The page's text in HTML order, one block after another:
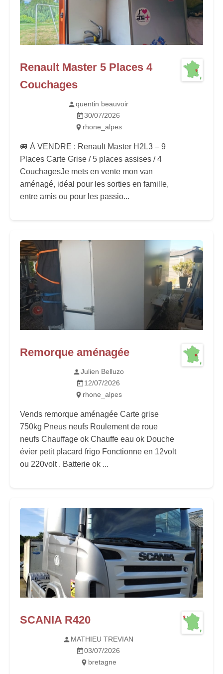
Renault Master 5 Places 4
Couchages
quentin beauvoir
30/07/2026
rhone_alpes
🚐 À VENDRE : Renault Master H2L3 – 9
Places Carte Grise / 5 places assises / 4
Couchages ​Je mets en vente mon van
aménagé, idéal pour les sorties en famille,
entre amis ou pour les passio...
Remorque aménagée
Julien Belluzo
12/07/2026
rhone_alpes
Vends remorque aménagée Carte grise
750kg Pneus neufs Roulement de roue
neufs Chauffage ok Chauffe eau ok Douche
évier petit placard frigo Fonctionne en 12volt
ou 220volt . Batterie ok ...
SCANIA R420
MATHIEU TREVIAN
03/07/2026
bretagne